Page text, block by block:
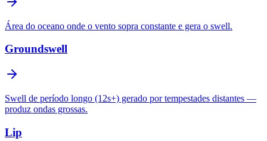
Área do oceano onde o vento sopra constante e gera o swell.
Groundswell
Swell de período longo (12s+) gerado por tempestades distantes —
produz ondas grossas.
Lip